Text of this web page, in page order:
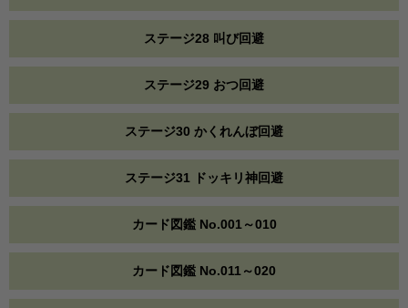
ステージ28 叫び回避
ステージ29 おつ回避
ステージ30 かくれんぼ回避
ステージ31 ドッキリ神回避
カード図鑑 No.001～010
カード図鑑 No.011～020